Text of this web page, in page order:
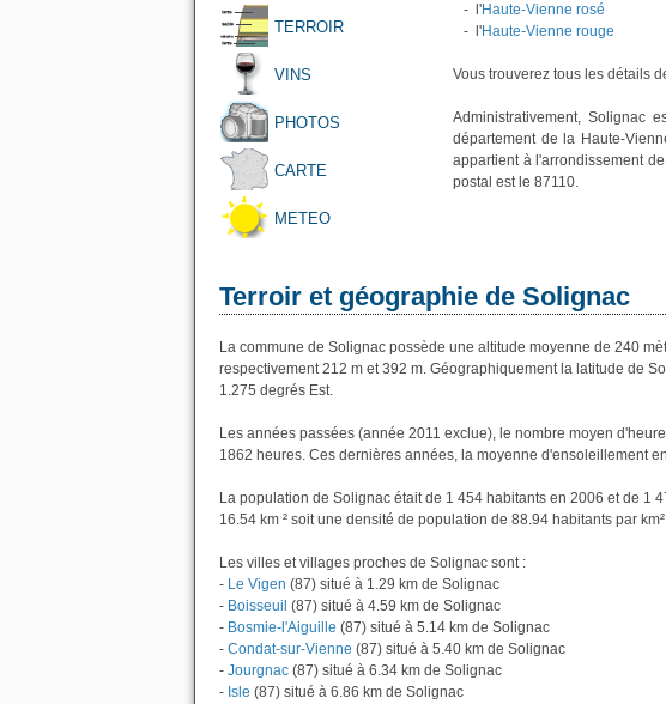
TERROIR
VINS
PHOTOS
CARTE
METEO
- l'Haute-Vienne rosé
- l'Haute-Vienne rouge
Vous trouverez tous les détails
Administrativement, Solignac
département de la Haute-
appartient à l'arrondissement
postal est le 87110.
Terroir et géographie de Solignac
La commune de Solignac possède une altitude moyenne de 240
respectivement 212 m et 392 m. Géographiquement la latitude de
1.275 degrés Est.
Les années passées (année 2011 exclue), le nombre moyen
1862 heures. Ces dernières années, la moyenne d'ensoleillement
La population de Solignac était de 1 454 habitants en 2006 et de 1
16.54 km ² soit une densité de population de 88.94 habitants par
Les villes et villages proches de Solignac sont :
- Le Vigen (87) situé à 1.29 km de Solignac
- Boisseuil (87) situé à 4.59 km de Solignac
- Bosmie-l'Aiguille (87) situé à 5.14 km de Solignac
- Condat-sur-Vienne (87) situé à 5.40 km de Solignac
- Jourgnac (87) situé à 6.34 km de Solignac
- Isle (87) situé à 6.86 km de Solignac